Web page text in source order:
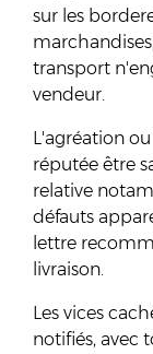
sur les
transport
vendeur.
L'agréation
réputée être
relative
défauts
lettre
livraison.
Les vices
notifiés, avec